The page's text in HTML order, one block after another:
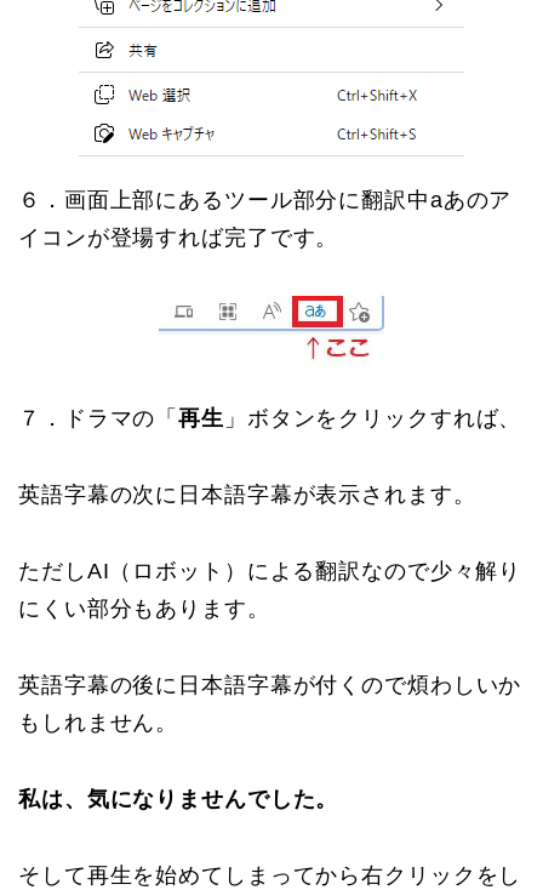
６．画面上部にあるツール部分に翻訳中aあのア
イコンが登場すれば完了です。
７．ドラマの「再生 」ボタンをクリックすれば、
英語字幕の次に日本語字幕が表示されます。
ただしAI（ロボット）による翻訳なので少々解り
にくい部分もあります。
英語字幕の後に日本語字幕が付くので煩わしいか
もしれません。
私は、気になりませんでした。
そして再生を始めてしまってから右クリックをし